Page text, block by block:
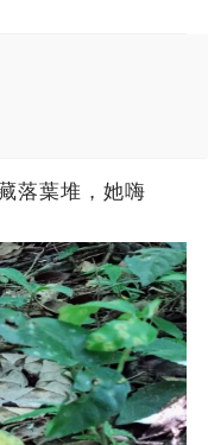
落葉堆，她嗨